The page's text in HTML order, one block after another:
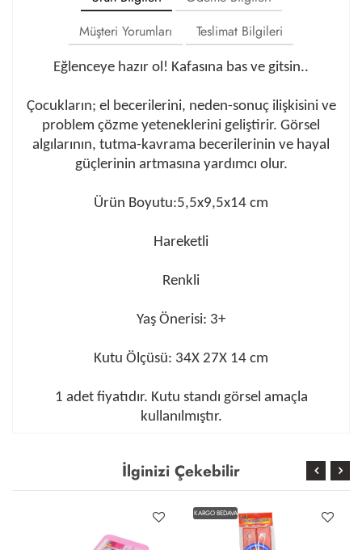
Müşteri Yorumları
Teslimat Bilgileri
Eğlenceye hazır ol! Kafasına bas ve gitsin..
Çocukların; el becerilerini, neden-sonuç ilişkisini ve
problem çözme yeteneklerini geliştirir. Görsel
algılarının, tutma-kavrama becerilerinin ve hayal
güçlerinin artmasına yardımcı olur.
Ürün Boyutu:5,5x9,5x14 cm
Hareketli
Renkli
Yaş Önerisi: 3+
Kutu Ölçüsü: 34X 27X 14 cm
1 adet fiyatıdır. Kutu standı görsel amaçla
kullanılmıştır.
İlginizi Çekebilir
KARGO BEDAVA